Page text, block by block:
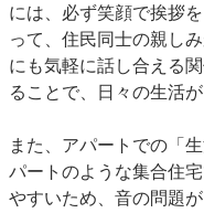
には、必ず笑顔で挨拶
って、住民同士の親し
にも気軽に話し合える
ることで、日々の生活
また、アパートでの「
パートのような集合住
やすいため、音の問題